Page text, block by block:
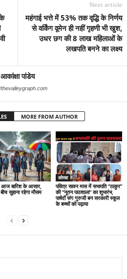
Next article
महंगाई भत्ते में 53% तक वृद्धि के निर्णय
से वर्किंग वूमेन ही नहीं गृहणी भी खुश,
उधर छग की 8 लाख महिलाओं के
लखपति बनने का लक्ष्य
आकांक्षा पांडेय
thevalleygraph.com
MORE FROM AUTHOR
आज बारिश के आसार,
सुहाना रहेगा मौसम
कोरबा
पवित्र सावन मास में सभापति “ठाकुर”
की “नूतन पाठशाला” का शुभारंभ,
पार्षदों संग गुरुजी बन सरकारी स्कूल
के बच्चों को पढ़ाया